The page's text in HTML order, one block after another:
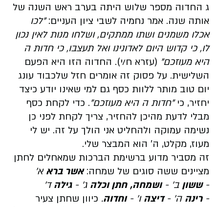
ג החדוה מספר שלוש היתה בערב ראש השנה של
אותה שנה. אמר נחמיה לשבי ציון העניים:"לכו
אכלו משמנים ושתו ממתקים, ושלחו מנות לאין נכון
לו, כי קדוש היום לאדונינו ואל תעצבו, כי חדות ה
היא מעוזכם" (עזרא ח/י). החדוה הזו היא הפעם
השלישית. על פסוק זה אומרים חזל שלכבוד עונג
יום טוב מותר ללוות כסף גם למי שאינו יודע כיצד
יחזיר, כי"חדות ה היא מעוזכם". כדי לקחת כסף
מבלי לדעת מהיכן להחזיר, צריך לקחת לפני כן
נשימה עמוקה ולהחליט אני הולך על זה. יש לי
מעוז, מקלט, ה' הוא המבצר שלי.
זה מסביר מדוע ברשימת הברכות שמאחלים לחתן
מציינים ששה סוגים של שמחה:אשר בראא'
-ששון ב' -ושמחה, חתן וכלה ג' -גילהד'
-רינה ה' -דיצהו' -וחדוה. כיוון שחתן צעיר